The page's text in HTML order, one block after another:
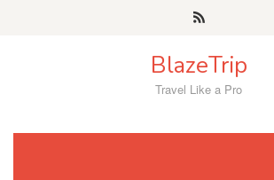
BlazeTrip
Travel Like a Pro